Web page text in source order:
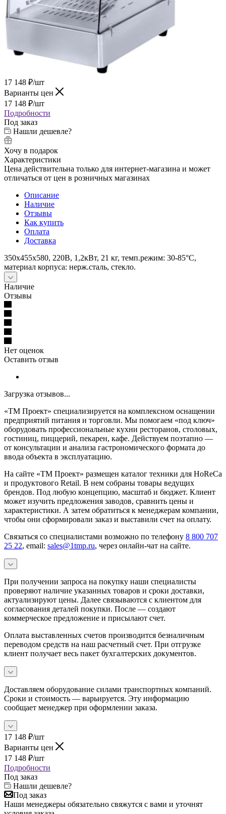
17 148 ₽/шт
Варианты цен
17 148 ₽/шт
Подробности
Под заказ
Нашли дешевле?
Хочу в подарок
Характеристики
Цена действительна только для интернет-магазина и может
отличаться от цен в розничных магазинах
Описание
Наличие
Отзывы
Как купить
Оплата
Доставка
350x455x580, 220В, 1,2кВт, 21 кг, темп.режим: 30-85°C,
материал корпуса: нерж.сталь, стекло.
Наличие
Отзывы
Нет оценок
Оставить отзыв
Загрузка отзывов...
«ТМ Проект» специализируется на комплексном оснащении
предприятий питания и торговли. Мы помогаем «под ключ»
оборудовать профессиональные кухни ресторанов, столовых,
гостиниц, пиццерий, пекарен, кафе. Действуем поэтапно —
от консультации и анализа гастрономического формата до
ввода объекта в эксплуатацию.
На сайте «ТМ Проект» размещен каталог техники для HoReCa
и продуктового Retail. В нем собраны товары ведущих
брендов. Под любую концепцию, масштаб и бюджет. Клиент
может изучить предложения заводов, сравнить цены и
характеристики. А затем обратиться к менеджерам компании,
чтобы они сформировали заказ и выставили счет на оплату.
Связаться со специалистами возможно по телефону 8 800 707
25 22, email: sales@1tmp.ru, через онлайн-чат на сайте.
При получении запроса на покупку наши специалисты
проверяют наличие указанных товаров и сроки доставки,
актуализируют цены. Далее связываются с клиентом для
согласования деталей покупки. После — создают
коммерческое предложение и присылают счет.
Оплата выставленных счетов производится безналичным
переводом средств на наш расчетный счет. При отгрузке
клиент получает весь пакет бухгалтерских документов.
Доставляем оборудование силами транспортных компаний.
Сроки и стоимость — варьируется. Эту информацию
сообщает менеджер при оформлении заказа.
17 148 ₽/шт
Варианты цен
17 148 ₽/шт
Подробности
Под заказ
Нашли дешевле?
Под заказ
Наши менеджеры обязательно свяжутся с вами и уточнят